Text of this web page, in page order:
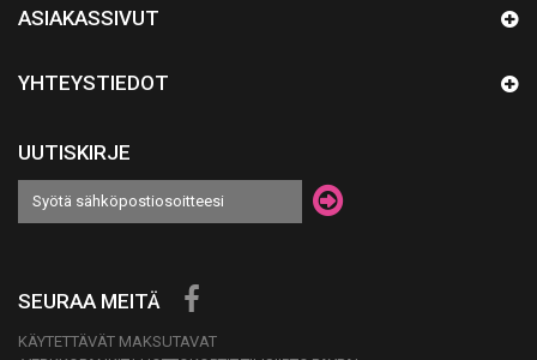
ASIAKASSIVUT
YHTEYSTIEDOT
UUTISKIRJE
SEURAA MEITÄ
KÄYTETTÄVÄT MAKSUTAVAT